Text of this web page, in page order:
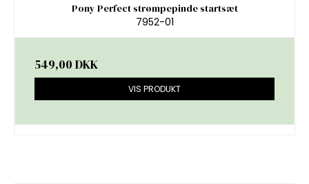
Pony Perfect strømpepinde startsæt
7952-01
549,00 DKK
VIS PRODUKT